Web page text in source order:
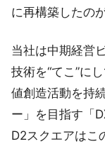
に再構築したの
当社は中期経営
技術を“てこ”に
値創造活動を持
ー」を目指す「
D2スクエアはこ